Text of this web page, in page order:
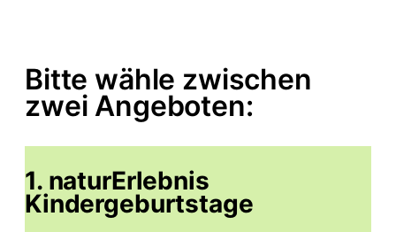
Bitte wähle zwischen
zwei Angeboten:
1. naturErlebnis
Kindergeburtstage